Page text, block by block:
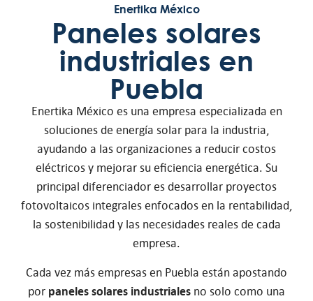
Enertika México
Paneles solares
industriales en
Puebla
Enertika México es una empresa especializada en
soluciones de energía solar para la industria,
ayudando a las organizaciones a reducir costos
eléctricos y mejorar su eficiencia energética. Su
principal diferenciador es desarrollar proyectos
fotovoltaicos integrales enfocados en la rentabilidad,
la sostenibilidad y las necesidades reales de cada
empresa.
Cada vez más empresas en Puebla están apostando
por paneles solares industriales no solo como una